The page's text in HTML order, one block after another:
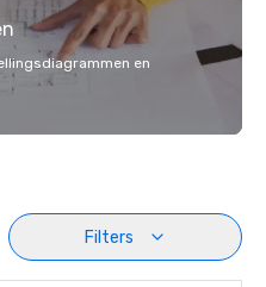
en
Filters